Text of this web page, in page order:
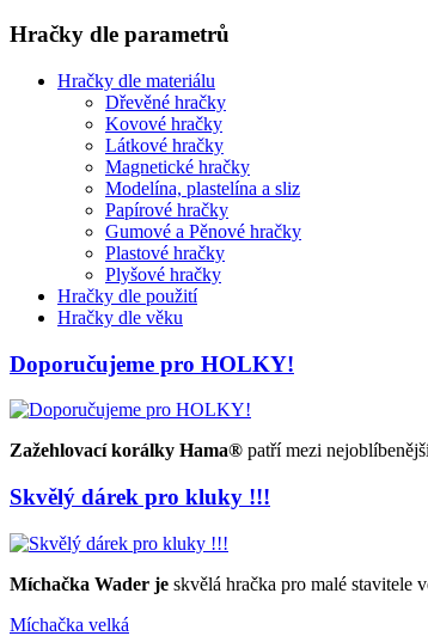
Hračky dle parametrů
Hračky dle materiálu
Dřevěné hračky
Kovové hračky
Látkové hračky
Magnetické hračky
Modelína, plastelína a sliz
Papírové hračky
Gumové a Pěnové hračky
Plastové hračky
Plyšové hračky
Hračky dle použití
Hračky dle věku
Doporučujeme pro HOLKY!
Zažehlovací korálky Hama® patří mezi
Skvělý dárek pro kluky !!!
Míchačka Wader je skvělá hračka pro malé stavitele
Míchačka velká